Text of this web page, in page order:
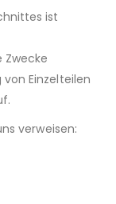
ist
Einzelteilen
verweisen: